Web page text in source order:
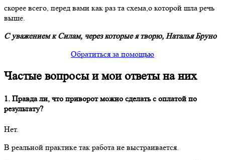
скорее всего, перед вами как раз та схема,о которой шла речь
выше.
С уважением к Силам, через которые я творю, Наталья Бруно
Обратиться за помощью
Частые вопросы и мои ответы на них
1. Правда ли, что приворот можно сделать с оплатой по
результату?
Нет.
В реальной практике так работа не выстраивается.